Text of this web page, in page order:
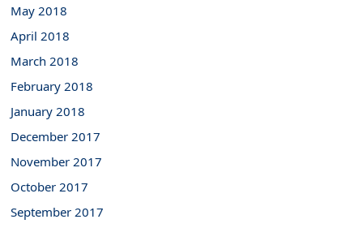
May 2018
April 2018
March 2018
February 2018
January 2018
December 2017
November 2017
October 2017
September 2017